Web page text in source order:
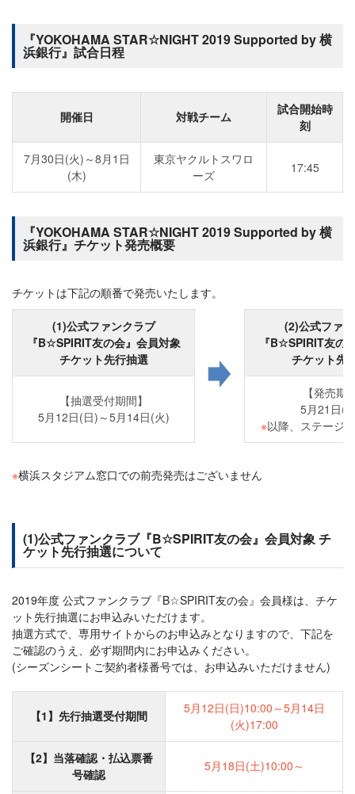
『YOKOHAMA STAR☆NIGHT 2019 Supported by 横
浜銀行』試合日程
開催日 対戦チーム
試合開始時
刻
7月30日(火)～8月1日
(木)
東京ヤクルトスワロ
ーズ
17:45
『YOKOHAMA STAR☆NIGHT 2019 Supported by 横
浜銀行』チケット発売概要
チケットは下記の順番で発売いたします。
(1)公式ファンクラブ
『B☆SPIRIT友の会』会員対象
チケット先行抽選
(2)公式ファ
『B☆SPIRIT友の
チケット先
【抽選受付期間】
5月12日(日)～5月14日(火)
【発売期
5月21日(
※以降、ステージ
※横浜スタジアム窓口での前売発売はございません
(1)公式ファンクラブ『B☆SPIRIT友の会』会員対象 チ
ケット先行抽選について
2019年度 公式ファンクラブ『B☆SPIRIT友の会』会員様は、チケ
ット先行抽選にお申込みいただけます。
抽選方式で、専用サイトからのお申込みとなりますので、下記を
ご確認のうえ、必ず期間内にお申込みください。
(シーズンシートご契約者様番号では、お申込みいただけません)
【1】先行抽選受付期間
5月12日(日)10:00～5月14日
(火)17:00
【2】当落確認・払込票番
号確認
5月18日(土)10:00～